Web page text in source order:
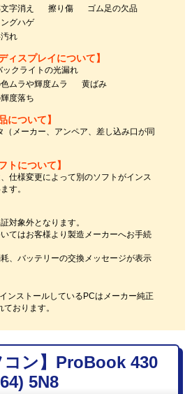
字消え
擦り傷
ゴム足の欠品
グハゲ
れ
ィスプレイについて】
ックライトの光漏れ
ムラや輝度ムラ
黄ばみ
度落ち
について】
メーカー、アンペア、差し込み口が同
トについて】
仕様変更によって別のソフトがインス
す。
対象外となります。
てはお客様より製造メーカーへお手続
、バッテリーの交換メッセージが表示
ンストールしているPCはメーカー純正
おります。
コン】ProBook 430
5N8